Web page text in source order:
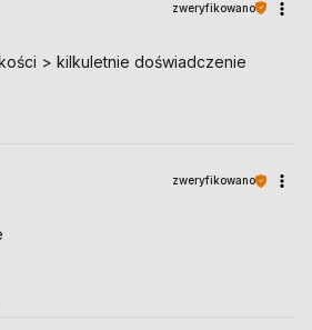
zweryfikowano
> kilkuletnie doświadczenie
zweryfikowano